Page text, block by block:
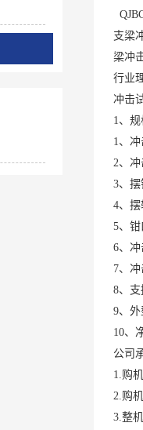
支梁
梁冲
行业
冲击
1、规
1、冲
2、冲
3、摆
4、
5、钳
6、冲
7、
8、支
9、外
10、
公司
1.购
2.购
3.整